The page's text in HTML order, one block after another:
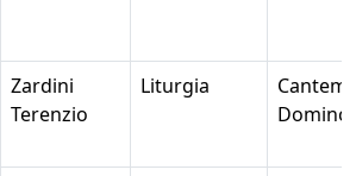
Zardini
Terenzio
Liturgia
Domino